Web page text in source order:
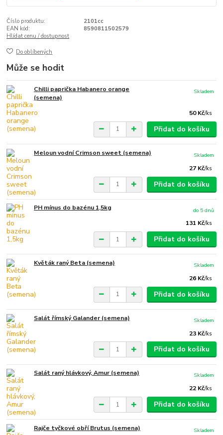
Číslo produktu:
2101cc
EAN kód:
8590811502579
Hlídat cenu / dostupnost
Do oblíbených
Může se hodit
Chilli paprička Habanero orange
(semena)
50 Kč/ks
Skladem
Přidat do košíku
Meloun vodní Crimson sweet (semena)
27 Kč/ks
Skladem
Přidat do košíku
PH mínus do bazénu 1,5kg
131 Kč/ks
do 5 dnů
Přidat do košíku
Květák raný Beta (semena)
26 Kč/ks
Skladem
Přidat do košíku
Salát římský Galander (semena)
23 Kč/ks
Skladem
Přidat do košíku
Salát raný hlávkový, Amur (semena)
22 Kč/ks
Skladem
Přidat do košíku
Rajče tyčkové obří Brutus (semena)
Skladem